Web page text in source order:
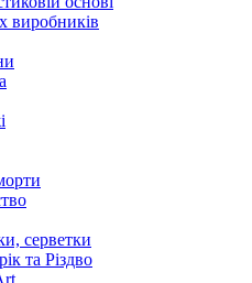
виробників
серветки
та Різдво